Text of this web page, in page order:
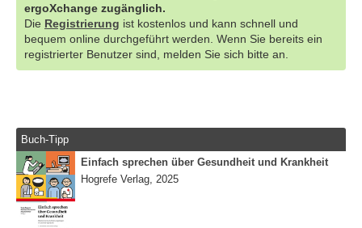
ergoXchange zugänglich.
Die Registrierung ist kostenlos und kann schnell und
bequem online durchgeführt werden. Wenn Sie bereits ein
registrierter Benutzer sind, melden Sie sich bitte an.
Buch-Tipp
Einfach sprechen über Gesundheit und Krankheit
Hogrefe Verlag, 2025